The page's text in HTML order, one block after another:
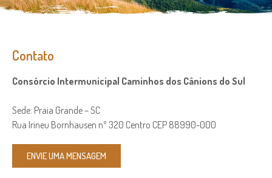
Contato
Consórcio Intermunicipal Caminhos dos Cânions do Sul
Sede: Praia Grande – SC
Rua Irineu Bornhausen nº 320 Centro CEP 88990-000
ENVIE UMA MENSAGEM